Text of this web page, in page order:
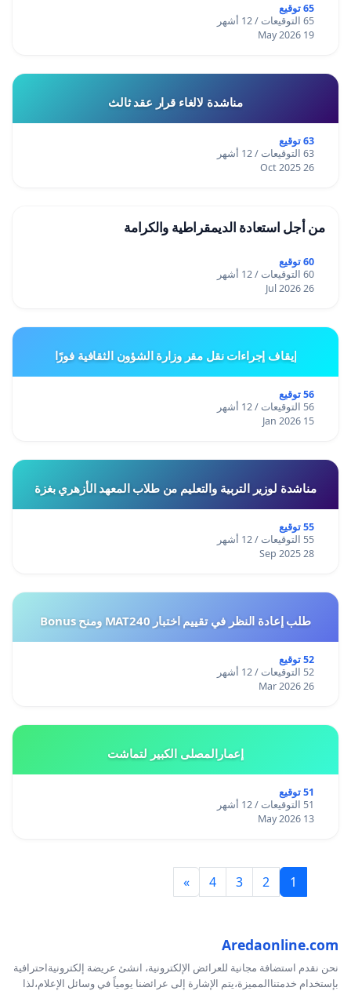
65 توقيع
65 التوقيعات / 12 أشهر
19 May 2026
مناشدة لالغاء قرار عقد ثالث
63 توقيع
63 التوقيعات / 12 أشهر
26 Oct 2025
من أجل استعادة الديمقراطية والكرامة
60 توقيع
60 التوقيعات / 12 أشهر
26 Jul 2026
إيقاف إجراءات نقل مقر وزارة الشؤون الثقافية فورًا
56 توقيع
56 التوقيعات / 12 أشهر
15 Jan 2026
مناشدة لوزير التربية والتعليم من طلاب المعهد الأزهري بغزة
55 توقيع
55 التوقيعات / 12 أشهر
28 Sep 2025
طلب إعادة النظر في تقييم اختبار MAT240 ومنح Bonus
52 توقيع
52 التوقيعات / 12 أشهر
26 Mar 2026
إعمارالمصلى الكبير لتماشت
51 توقيع
51 التوقيعات / 12 أشهر
13 May 2026
1
2
3
4
»
Aredaonline.com
نحن نقدم استضافة مجانية للعرائض الإلكترونية، انشئ عريضة إلكترونيةاحترافية
بإستخدام خدمتناالمميزة،يتم الإشارة إلى عرائضنا يومياً في وسائل الإعلام،لذا